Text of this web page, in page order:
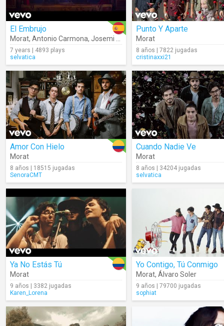
El Embrujo
Morat, Antonio Carmona, Josemi Carmona
7 years | 4893 plays
selvatica
Punto Y Aparte
Morat
8 años | 7822 jugadas
cristinaxxi21
Amor Con Hielo
Morat
8 años | 18515 jugadas
SenoraCMT
Cuando Nadie Ve
Morat
8 años | 34204 jugadas
selvatica
Ya No Estás Tú
Morat
9 años | 3382 jugadas
Karen_Lorena
Yo Contigo, Tú Conmigo
Morat, Álvaro Soler
9 años | 79700 jugadas
sophiat